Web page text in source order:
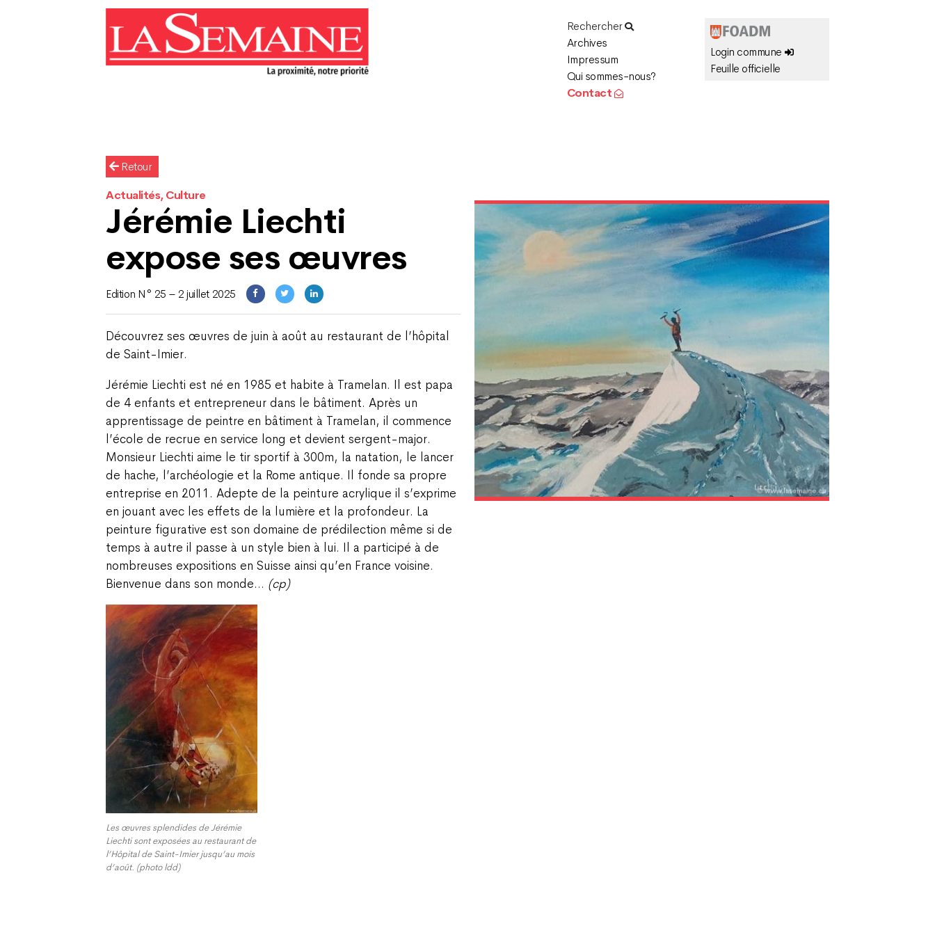
Rechercher
Archives
Impressum
Qui sommes-nous?
Contact
Login commune
Feuille officielle
Retour
Actualités, Culture
Jérémie Liechti
expose ses œuvres
Edition N° 25 – 2 juillet 2025
Découvrez ses œuvres de juin à août au restaurant de l’hôpital
de Saint-Imier.
Jérémie Liechti est né en 1985 et habite à Tramelan. Il est papa
de 4 enfants et entrepreneur dans le bâtiment. Après un
apprentissage de peintre en bâtiment à Tramelan, il commence
l’école de recrue en service long et devient sergent-major.
Monsieur Liechti aime le tir sportif à 300m, la natation, le lancer
de hache, l’archéologie et la Rome antique. Il fonde sa propre
entreprise en 2011. Adepte de la peinture acrylique il s’exprime
en jouant avec les effets de la lumière et la profondeur. La
peinture figurative est son domaine de prédilection même si de
temps à autre il passe à un style bien à lui. Il a participé à de
nombreuses expositions en Suisse ainsi qu’en France voisine.
Bienvenue dans son monde… (cp)
Les œuvres splendides de Jérémie
Liechti sont exposées au restaurant de
l’Hôpital de Saint-Imier jusqu’au mois
d’août. (photo ldd)